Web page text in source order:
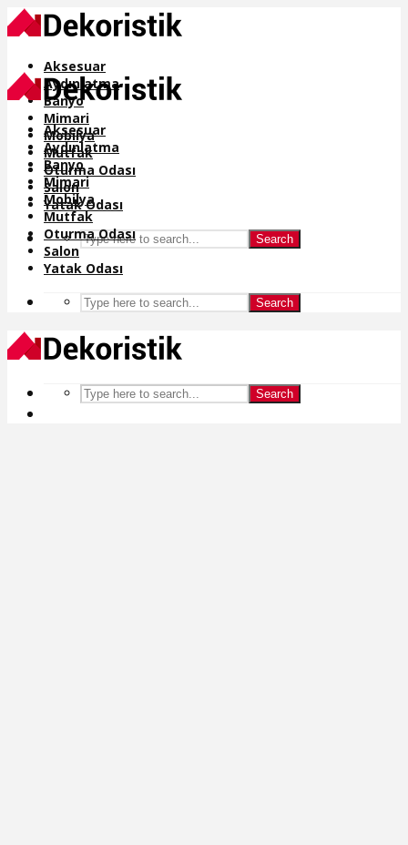
Aksesuar
Aydınlatma
Banyo
Mimari
Mobilya
Mutfak
Oturma Odası
Salon
Yatak Odası
Search
Aksesuar
Aydınlatma
Banyo
Mimari
Mobilya
Mutfak
Oturma Odası
Salon
Yatak Odası
Search
Search